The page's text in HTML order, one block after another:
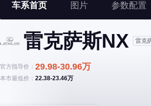
车系首页 图片 参数配置
雷克萨斯NX 雷克
官方指导价： 29.98-30.96万
本市最低价： 22.38-23.46万